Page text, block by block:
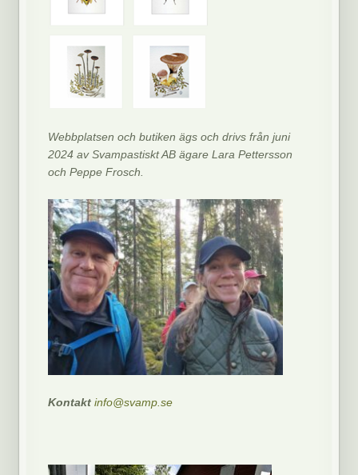
Webbplatsen och butiken ägs och drivs från juni
2024 av Svampastiskt AB ägare Lara Pettersson
och Peppe Frosch.
Kontaktinfo@svamp.se